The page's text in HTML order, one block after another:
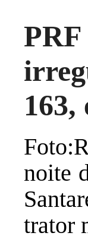
163,
noite
trator